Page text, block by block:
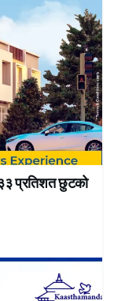
३३ प्रतिशत छुटको